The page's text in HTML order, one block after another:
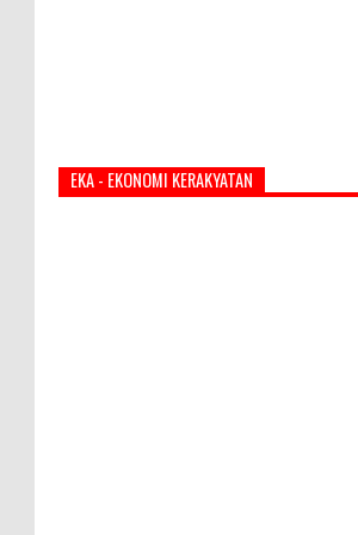
EKA - EKONOMI KERAKYATAN